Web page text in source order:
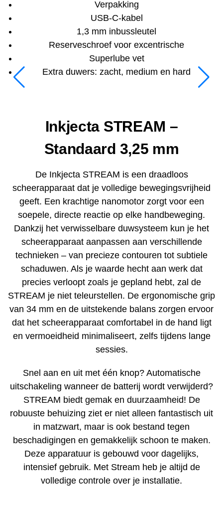
Verpakking
USB-C-kabel
1,3 mm inbussleutel
Reserveschroef voor excentrische
Superlube vet
Extra duwers: zacht, medium en hard
Inkjecta STREAM –
Standaard 3,25 mm
De Inkjecta STREAM is een draadloos
scheerapparaat dat je volledige bewegingsvrijheid
geeft. Een krachtige nanomotor zorgt voor een
soepele, directe reactie op elke handbeweging.
Dankzij het verwisselbare duwsysteem kun je het
scheerapparaat aanpassen aan verschillende
technieken – van precieze contouren tot subtiele
schaduwen. Als je waarde hecht aan werk dat
precies verloopt zoals je gepland hebt, zal de
STREAM je niet teleurstellen. De ergonomische grip
van 34 mm en de uitstekende balans zorgen ervoor
dat het scheerapparaat comfortabel in de hand ligt
en vermoeidheid minimaliseert, zelfs tijdens lange
sessies.
Snel aan en uit met één knop? Automatische
uitschakeling wanneer de batterij wordt verwijderd?
STREAM biedt gemak en duurzaamheid! De
robuuste behuizing ziet er niet alleen fantastisch uit
in matzwart, maar is ook bestand tegen
beschadigingen en gemakkelijk schoon te maken.
Deze apparatuur is gebouwd voor dagelijks,
intensief gebruik. Met Stream heb je altijd de
volledige controle over je installatie.